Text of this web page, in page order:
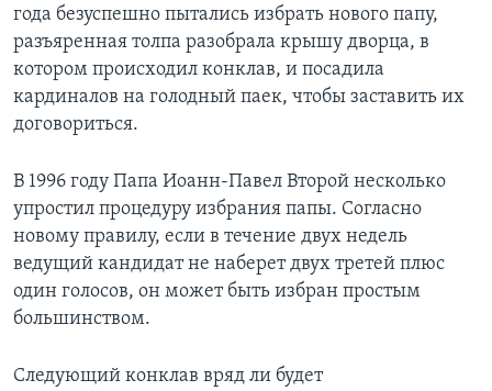
года безуспешно пытались избрать нового папу,
разъяренная толпа разобрала крышу дворца, в
котором происходил конклав, и посадила
кардиналов на голодный паек, чтобы заставить их
договориться.
В 1996 году Папа Иоанн-Павел Второй несколько
упростил процедуру избрания папы. Согласно
новому правилу, если в течение двух недель
ведущий кандидат не наберет двух третей плюс
один голосов, он может быть избран простым
большинством.
Cледующий конклав вряд ли будет